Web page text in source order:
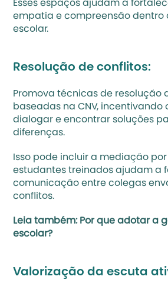
Esses espaços ajudam a
empatia e compreensão dentro
escolar.
Resolução de conflitos:
Promova técnicas de resolução
baseadas na CNV, incentivando
dialogar e encontrar soluções
diferenças.
Isso pode incluir a mediação
estudantes treinados ajudam a
comunicação entre colegas
conflitos.
Leia também: Por que adotar a
escolar?
Valorização da escuta